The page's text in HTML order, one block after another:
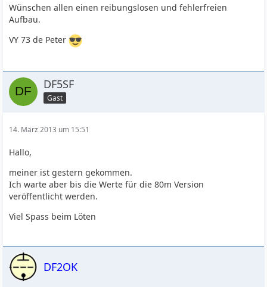
Wünschen allen einen reibungslosen und fehlerfreien
Aufbau.
VY 73 de Peter
DF5SF
Gast
14. März 2013 um 15:51
Hallo,
meiner ist gestern gekommen.
Ich warte aber bis die Werte für die 80m Version
veröffentlicht werden.
Viel Spass beim Löten
DF2OK